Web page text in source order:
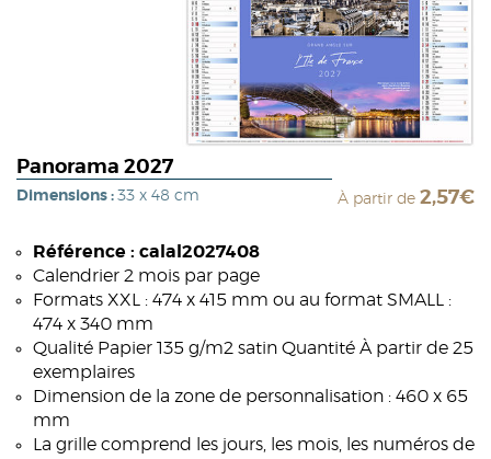
Panorama 2027
Dimensions : 33 x 48 cm À partir de 2,57€
Référence : calal2027408
Calendrier 2 mois par page
Formats XXL : 474 x 415 mm ou au format SMALL :
474 x 340 mm
Qualité Papier 135 g/m2 satin Quantité À partir de 25
exemplaires
Dimension de la zone de personnalisation : 460 x 65
mm
La grille comprend les jours, les mois, les numéros de